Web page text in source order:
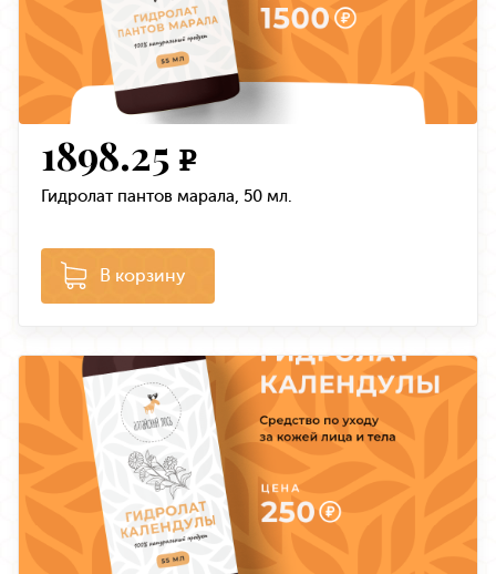
1898.25 e
Гидролат пантов марала, 50 мл.
В корзину